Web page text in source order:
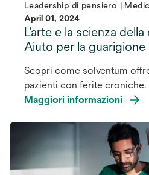
Leadership di pensiero |
April 01, 2024
L’arte e la scienza
Aiuto per la guarigione
Scopri come solventum
pazienti con ferite croniche.
Maggiori informazioni